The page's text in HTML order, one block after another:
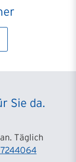
Sie da.
an. Täglich